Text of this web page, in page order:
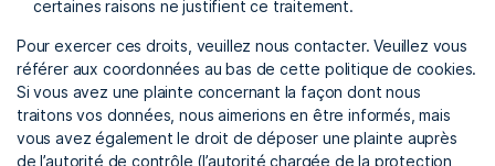
certaines raisons ne justifient ce traitement.
Pour exercer ces droits, veuillez nous contacter. Veuillez vous
référer aux coordonnées au bas de cette politique de cookies.
Si vous avez une plainte concernant la façon dont nous
traitons vos données, nous aimerions en être informés, mais
vous avez également le droit de déposer une plainte auprès
de l’autorité de contrôle (l’autorité chargée de la protection